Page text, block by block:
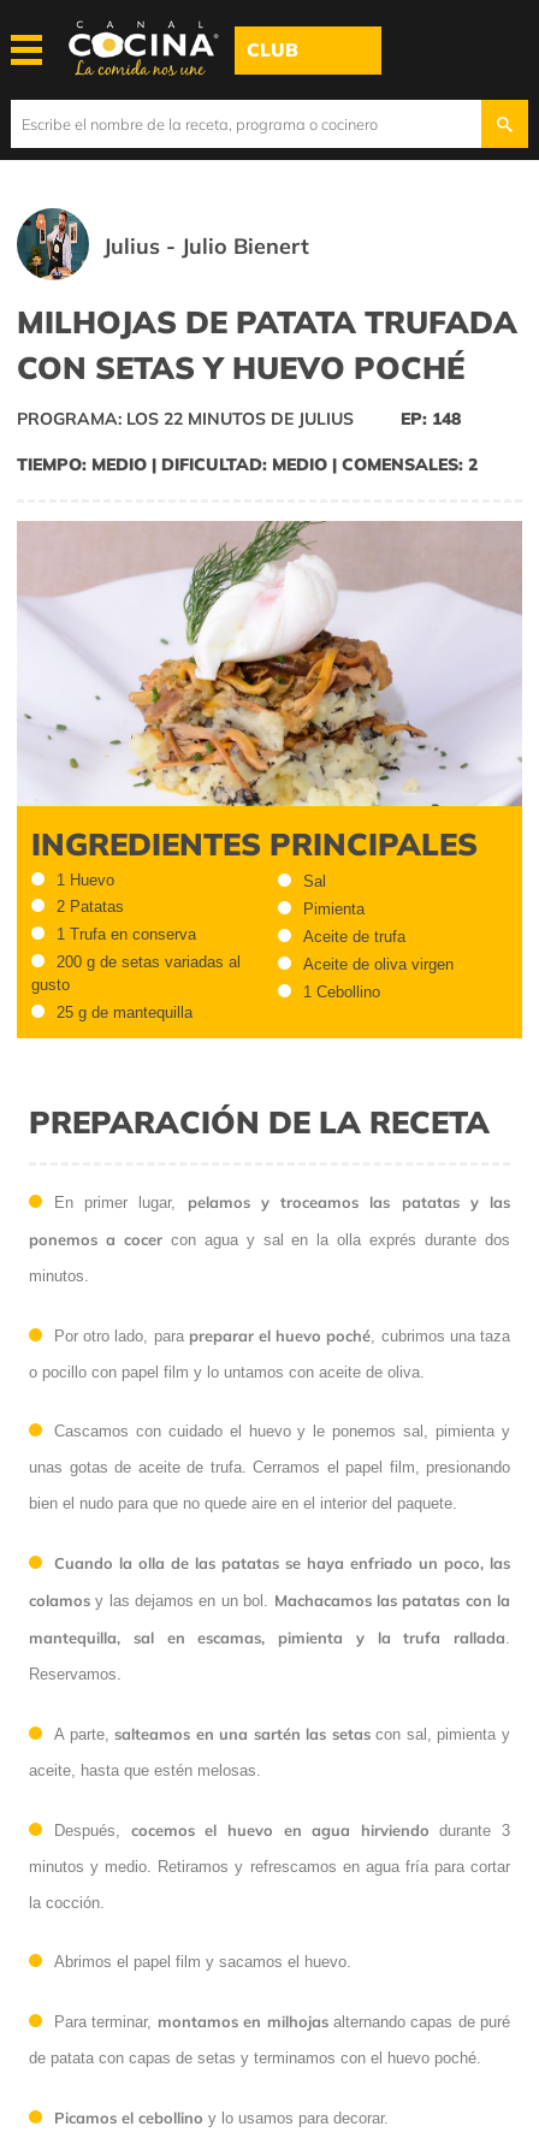
CLUB
Julius - Julio Bienert
MILHOJAS DE PATATA TRUFADA
CON SETAS Y HUEVO POCHÉ
PROGRAMA: LOS 22 MINUTOS DE JULIUS EP: 148
TIEMPO: MEDIO | DIFICULTAD: MEDIO | COMENSALES: 2
INGREDIENTES PRINCIPALES
1 Huevo
2 Patatas
1 Trufa en conserva
200 g de setas variadas al
gusto
25 g de mantequilla
Sal
Pimienta
Aceite de trufa
Aceite de oliva virgen
1 Cebollino
PREPARACIÓN DE LA RECETA
En primer lugar, pelamos y troceamos las patatas y las
ponemos a cocercon agua y sal en la olla exprés durante dos
minutos.
Por otro lado, para preparar el huevo poché , cubrimos una taza
o pocillo con papel film y lo untamos con aceite de oliva.
Cascamos con cuidado el huevo y le ponemos sal, pimienta y
unas gotas de aceite de trufa. Cerramos el papel film, presionando
bien el nudo para que no quede aire en el interior del paquete.
Cuando la olla de las patatas se haya enfriado un poco, las
colamos y las dejamos en un bol. Machacamos las patatas con la
mantequilla, sal en escamas, pimienta y la trufa rallada
Reservamos.
A parte,salteamos en una sartén las setascon sal, pimienta y
aceite, hasta que estén melosas.
Después, cocemos el huevo en agua hirviendo durante 3
minutos y medio. Retiramos y refrescamos en agua fría para cortar
la cocción.
Abrimos el papel film y sacamos el huevo.
Para terminar, montamos en milhojasalternando capas de puré
de patata con capas de setas y terminamos con el huevo poché.
Picamos el cebollino y lo usamos para decorar.